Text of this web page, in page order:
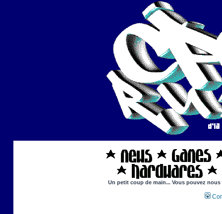
Un petit coup de main... Vous pouvez